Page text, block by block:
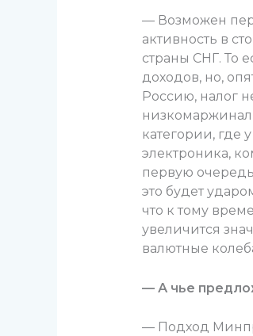
— Возможен
активность в
страны СНГ. То
доходов, но,
Россию, налог
категории, где
электроника,
первую
это будет
что к тому
увеличится
валютные
— А чье
— Подход